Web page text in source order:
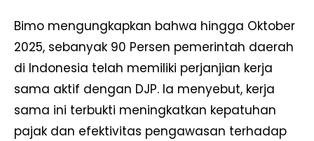
Bimo mengungkapkan bahwa hingga Oktober
2025, sebanyak 90 Persen pemerintah daerah
di Indonesia telah memiliki perjanjian kerja
sama aktif dengan DJP. Ia menyebut, kerja
sama ini terbukti meningkatkan kepatuhan
pajak dan efektivitas pengawasan terhadap